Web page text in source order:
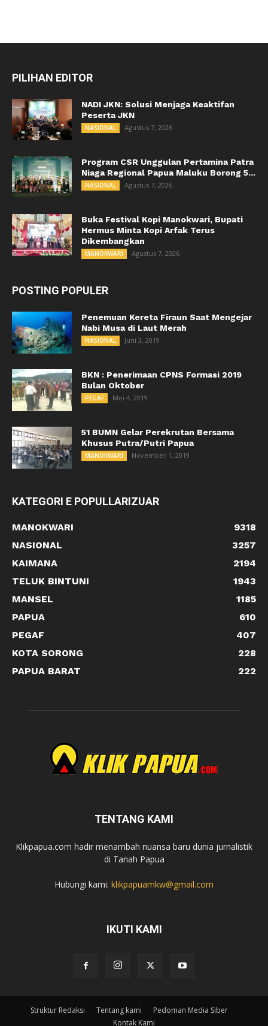
PILIHAN EDITOR
NADI JKN: Solusi Menjaga Keaktifan
Peserta JKN
NASIONAL Agustus 7, 2026
Program CSR Unggulan Pertamina Patra
Niaga Regional Papua Maluku Borong 5...
NASIONAL Agustus 7, 2026
Buka Festival Kopi Manokwari, Bupati
Hermus Minta Kopi Arfak Terus
Dikembangkan
MANOKWARI Agustus 7, 2026
POSTING POPULER
Penemuan Kereta Firaun Saat Mengejar
Nabi Musa di Laut Merah
NASIONAL Juni 3, 2019
BKN : Penerimaan CPNS Formasi 2019
Bulan Oktober
PEGAF Mei 4, 2019
51 BUMN Gelar Perekrutan Bersama
Khusus Putra/Putri Papua
MANOKWARI November 1, 2019
KATEGORI E POPULLARIZUAR
MANOKWARI
9318
NASIONAL
3257
KAIMANA
2194
TELUK BINTUNI
1943
MANSEL
1185
PAPUA
610
PEGAF
407
KOTA SORONG
228
PAPUA BARAT
222
TENTANG KAMI
Klikpapua.com hadir menambah nuansa baru dunia jurnalistik
di Tanah Papua
Hubungi kami: klikpapuamkw@gmail.com
IKUTI KAMI
Struktur Redaksi Tentang kami
Pedoman Media Siber
Kontak Kami